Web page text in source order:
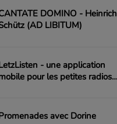
DOMINO - Heinrich
(AD LIBITUM)
- une application
pour les petites radios
avec Dorine